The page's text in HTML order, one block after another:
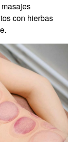
con hierbas